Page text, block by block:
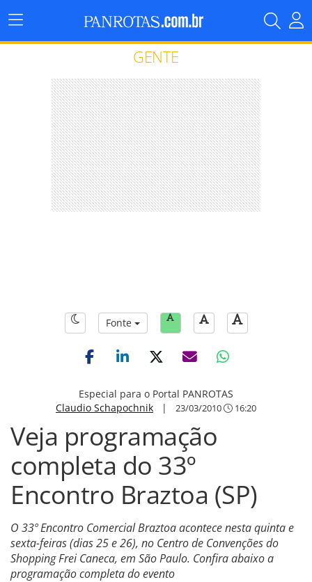
Menu
Principal
GENTE
Fonte
Especial para o Portal PANROTAS
Claudio Schapochnik | 23/03/2010 16:20
Veja programação
completa do 33º
Encontro Braztoa (SP)
O 33º Encontro Comercial Braztoa acontece nesta quinta e
sexta-feiras (dias 25 e 26), no Centro de Convenções do
Shopping Frei Caneca, em São Paulo. Confira abaixo a
programação completa do evento